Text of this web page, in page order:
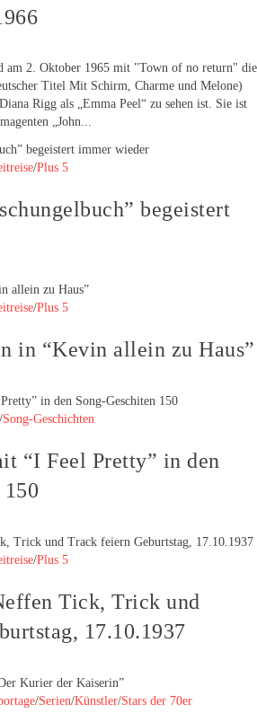
am 2. Oktober 1965 mit "Town of no return" die
Titel Mit Schirm, Charme und Melone)
Rigg als „Emma Peel“ zu sehen ist. Sie ist
„John...
/Plus 5
begeistert
/Plus 5
in “Kevin allein zu Haus”
/Song-Geschichten
“I Feel Pretty” in den
/Plus 5
Tick, Trick und
17.10.1937
/Serien/Künstler/Stars der 70er